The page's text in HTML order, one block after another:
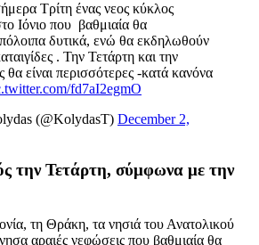
Τρίτη ένας νεος κύκλος
Ιόνιο που βαθμιαία θα
δυτικά, ενώ θα εκδηλωθούν
. Την Τετάρτη και την
θα είναι περισσότερες -κατά κανόνα
fd7aI2egmO
(@KolydasT) December 2,
την Τετάρτη, σύμφωνα με την
τη Θράκη, τα νησιά του Ανατολικού
αραιές νεφώσεις που βαθμιαία θα